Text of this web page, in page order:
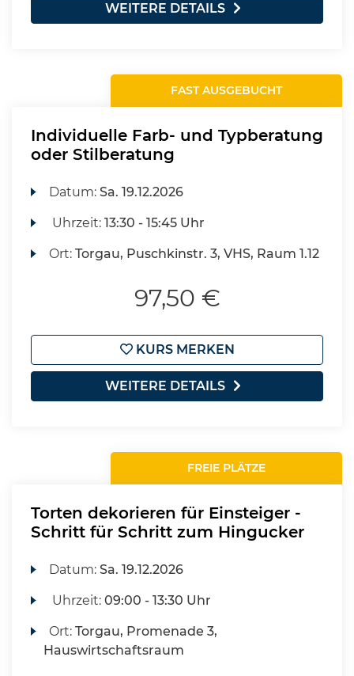
WEITERE DETAILS
FAST AUSGEBUCHT
Individuelle Farb- und Typberatung
oder Stilberatung
Datum:Sa. 19.12.2026
Uhrzeit:13:30 - 15:45 Uhr
Ort:Torgau, Puschkinstr. 3, VHS, Raum 1.12
97,50 €
KURS MERKEN
WEITERE DETAILS
FREIE PLÄTZE
Torten dekorieren für Einsteiger -
Schritt für Schritt zum Hingucker
Datum:Sa. 19.12.2026
Uhrzeit:09:00 - 13:30 Uhr
Ort:Torgau, Promenade 3,
Hauswirtschaftsraum